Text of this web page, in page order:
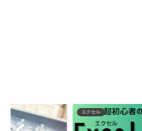
エクセル